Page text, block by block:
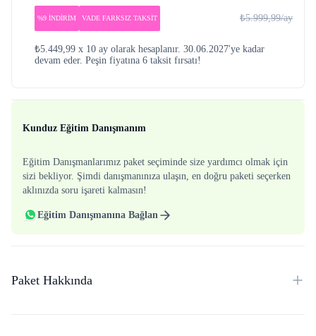
%9 İNDİRİM VADE FARKSIZ TAKSİT ₺5.999,99/ay
₺5.449,99 x 10 ay olarak hesaplanır. 30.06.2027'ye kadar
devam eder. Peşin fiyatına 6 taksit fırsatı!
Kunduz Eğitim Danışmanım
Eğitim Danışmanlarımız paket seçiminde size yardımcı olmak için
sizi bekliyor. Şimdi danışmanınıza ulaşın, en doğru paketi seçerken
aklınızda soru işareti kalmasın!
Eğitim Danışmanına Bağlan
Paket Hakkında